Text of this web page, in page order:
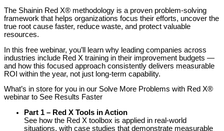
The Shainin Red X® methodology is a proven problem-solving
framework that helps organizations focus their efforts, uncover the
true root cause faster, reduce waste, and protect valuable
resources.
In this free webinar, you’ll learn why leading companies across
industries include Red X training in their improvement budgets —
and how this focused approach consistently delivers measurable
ROI within the year, not just long-term capability.
What’s in store for you in our Solve More Problems with Red X®
webinar to See Results Faster
Part 1 – Red X Tools in Action
See how the Red X toolbox is applied in real-world
situations, with case studies that demonstrate measurable